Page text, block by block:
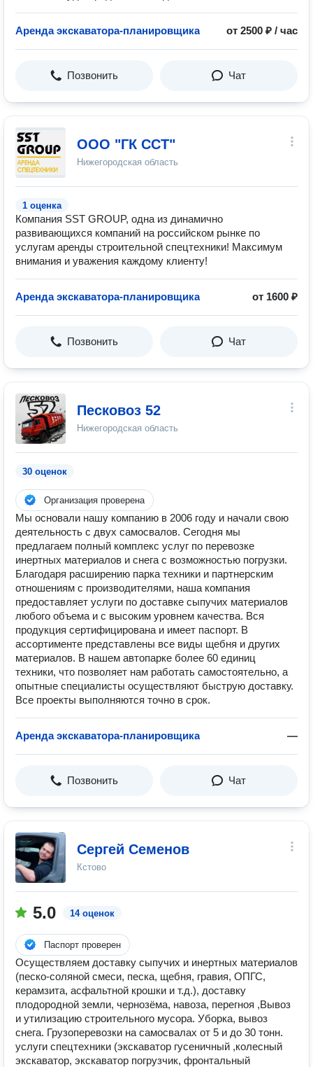
Аренда экскаватора-планировщика от 2500 ₽ / час
Позвонить Чат
ООО "ГК ССТ"
Нижегородская область
1 оценка
Компания SST GROUP, одна из динамично
развивающихся компаний на российском рынке по
услугам аренды строительной спецтехники! Максимум
внимания и уважения каждому клиенту!
Аренда экскаватора-планировщика от 1600 ₽
Позвонить Чат
Песковоз 52
Нижегородская область
30 оценок
Организация проверена
Мы основали нашу компанию в 2006 году и начали свою
деятельность с двух самосвалов. Сегодня мы
предлагаем полный комплекс услуг по перевозке
инертных материалов и снега с возможностью погрузки.
Благодаря расширению парка техники и партнерским
отношениям с производителями, наша компания
предоставляет услуги по доставке сыпучих материалов
любого объема и с высоким уровнем качества. Вся
продукция сертифицирована и имеет паспорт. В
ассортименте представлены все виды щебня и других
материалов. В нашем автопарке более 60 единиц
техники, что позволяет нам работать самостоятельно, а
опытные специалисты осуществляют быструю доставку.
Все проекты выполняются точно в срок.
Аренда экскаватора-планировщика —
Позвонить Чат
Сергей Семенов
Кстово
5.0 14 оценок
Паспорт проверен
Осуществляем доставку сыпучих и инертных материалов
(песко-соляной смеси, песка, щебня, гравия, ОПГС,
керамзита, асфальтной крошки и т.д.), доставку
плодородной земли, чернозёма, навоза, перегноя ,Вывоз
и утилизацию строительного мусора. Уборка, вывоз
снега. Грузоперевозки на самосвалах от 5 и до 30 тонн.
услуги спецтехники (экскаватор гусеничный ,колесный
экскаватор, экскаватор погрузчик, фронтальный